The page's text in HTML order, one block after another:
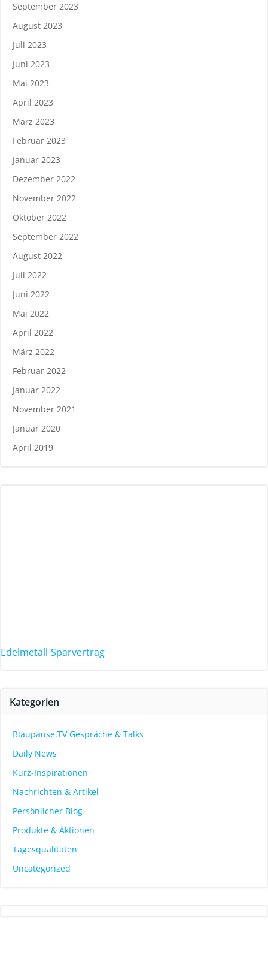
September 2023
August 2023
Juli 2023
Juni 2023
Mai 2023
April 2023
März 2023
Februar 2023
Januar 2023
Dezember 2022
November 2022
Oktober 2022
September 2022
August 2022
Juli 2022
Juni 2022
Mai 2022
April 2022
März 2022
Februar 2022
Januar 2022
November 2021
Januar 2020
April 2019
Edelmetall-Sparvertrag
Kategorien
Blaupause.TV Gespräche & Talks
Daily News
Kurz-Inspirationen
Nachrichten & Artikel
Persönlicher Blog
Produkte & Aktionen
Tagesqualitäten
Uncategorized